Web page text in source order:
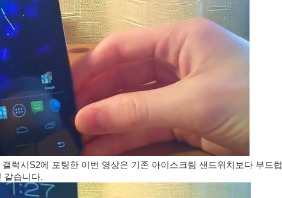
럭시S2에 포팅한 이번 영상은 기존 아이스크림 샌드위치보다 부드럽
같습니다.